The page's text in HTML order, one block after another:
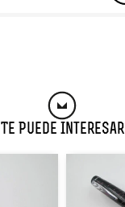
Te Puede Interesar